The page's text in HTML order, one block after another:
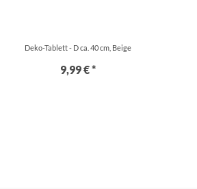
Deko-Tablett - D ca. 40 cm, Beige
9,99 € *